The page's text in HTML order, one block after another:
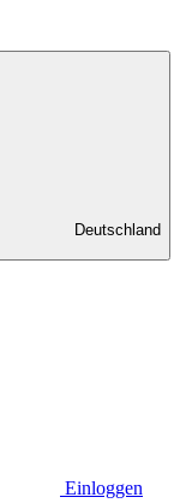
Deutschland
Einloggen